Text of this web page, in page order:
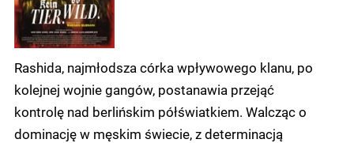
Rashida, najmłodsza córka wpływowego klanu, po
kolejnej wojnie gangów, postanawia przejąć
kontrolę nad berlińskim półświatkiem. Walcząc o
dominację w męskim świecie, z determinacją